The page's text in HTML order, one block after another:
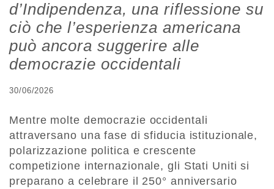
d’Indipendenza, una riflessione su
ciò che l’esperienza americana
può ancora suggerire alle
democrazie occidentali
30/06/2026
Mentre molte democrazie occidentali
attraversano una fase di sfiducia istituzionale,
polarizzazione politica e crescente
competizione internazionale, gli Stati Uniti si
preparano a celebrare il 250° anniversario